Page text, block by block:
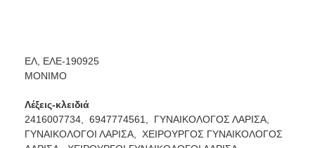
ΕΛ, ΕΛΕ-190925
ΜΟΝΙΜΟ
Λέξεις-κλειδιά
2416007734,
6947774561,
ΓΥΝΑΙΚΟΛΟΓΟΣ ΛΑΡΙΣΑ,
ΓΥΝΑΙΚΟΛΟΓΟΙ ΛΑΡΙΣΑ,
ΧΕΙΡΟΥΡΓΟΣ ΓΥΝΑΙΚΟΛΟΓΟΣ